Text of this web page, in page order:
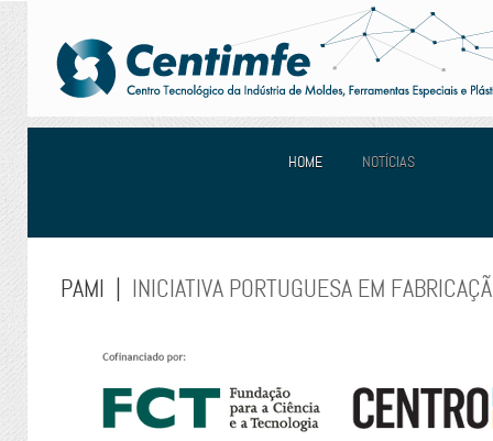
HOME NOTÍCIAS
PAMI | INICIATIVA PORTUGUESA EM